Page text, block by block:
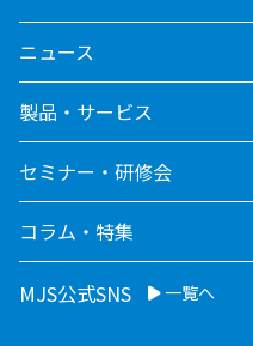
ニュース
製品・サービス
セミナー・研修会
コラム・特集
MJS公式SNS 一覧へ